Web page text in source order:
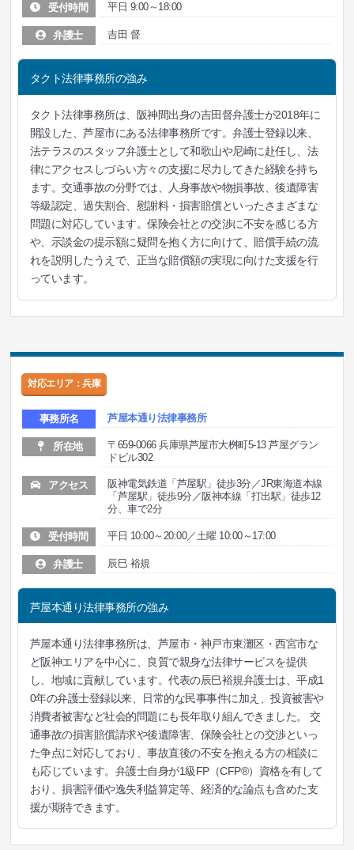
受付時間 平日 9:00～18:00
弁護士 吉田 督
タクト法律事務所の強み
タクト法律事務所は、阪神間出身の吉田督弁護士が2018年に
開設した、芦屋市にある法律事務所です。弁護士登録以来、
法テラスのスタッフ弁護士として和歌山や尼崎に赴任し、法
律にアクセスしづらい方々の支援に尽力してきた経験を持ち
ます。交通事故の分野では、人身事故や物損事故、後遺障害
等級認定、過失割合、慰謝料・損害賠償といったさまざまな
問題に対応しています。保険会社との交渉に不安を感じる方
や、示談金の提示額に疑問を抱く方に向けて、賠償手続の流
れを説明したうえで、正当な賠償額の実現に向けた支援を行
っています。
対応エリア：兵庫
事務所名 芦屋本通り法律事務所
所在地
〒659-0066 兵庫県芦屋市大桝町5-13 芦屋グラン
ドビル302
アクセス
阪神電気鉄道「芦屋駅」徒歩3分／JR東海道本線
「芦屋駅」徒歩9分／阪神本線「打出駅」徒歩12
分、車で2分
受付時間 平日 10:00～20:00／土曜 10:00～17:00
弁護士 辰巳 裕規
芦屋本通り法律事務所の強み
芦屋本通り法律事務所は、芦屋市・神戸市東灘区・西宮市な
ど阪神エリアを中心に、良質で親身な法律サービスを提供
し、地域に貢献しています。代表の辰巳裕規弁護士は、平成1
0年の弁護士登録以来、日常的な民事事件に加え、投資被害や
消費者被害など社会的問題にも長年取り組んできました。 交
通事故の損害賠償請求や後遺障害、保険会社との交渉といっ
た争点に対応しており、事故直後の不安を抱える方の相談に
も応じています。弁護士自身が1級FP（CFP®）資格を有して
おり、損害評価や逸失利益算定等、経済的な論点も含めた支
援が期待できます。